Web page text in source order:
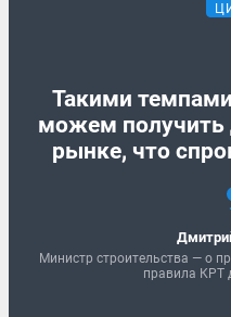
Такими
можем получить
рынке, что
Министр строительства — о
правила КРТ